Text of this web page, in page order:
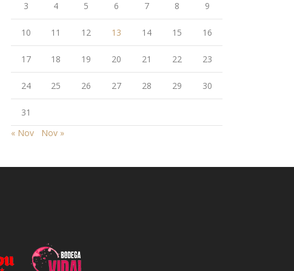
3 4 5 6 7 8 9
10 11 12 13 14 15 16
17 18 19 20 21 22 23
24 25 26 27 28 29 30
31
« Nov
Nov »